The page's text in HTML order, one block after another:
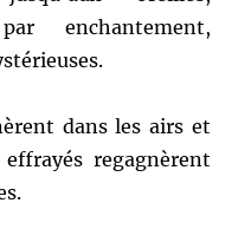
enchantement,
dans les airs et
regagnèrent